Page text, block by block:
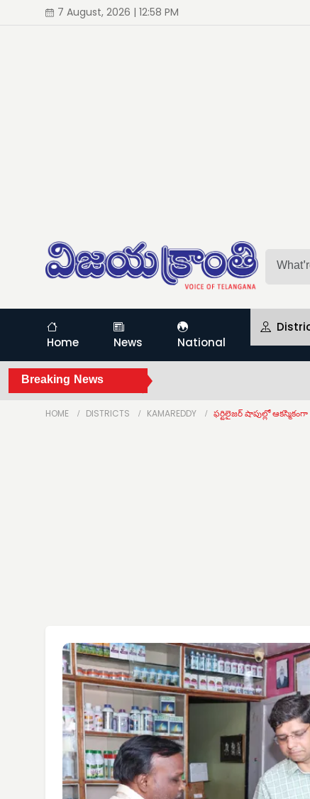
7 August, 2026 | 12:58 PM
Home News National
Breaking News
HOME DISTRICTS KAMAREDDY ఫర్టిలైజర్ షాపుల్లో